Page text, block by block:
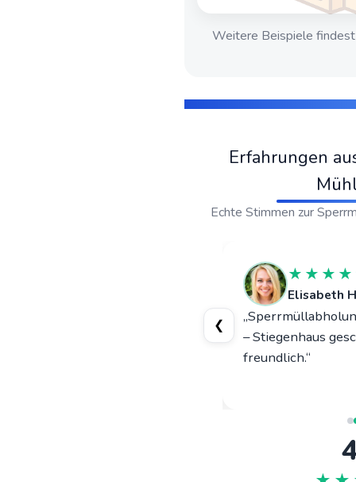
Weitere Beispiele
Erfahrungen
Echte Stimmen zur
❮
Elisabeth
– Stiegenhaus
freundlich.“